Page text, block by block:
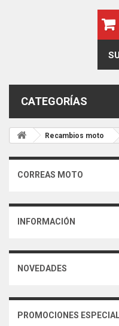
CATEGORÍAS
Recambios moto
CORREAS MOTO
INFORMACIÓN
NOVEDADES
PROMOCIONES